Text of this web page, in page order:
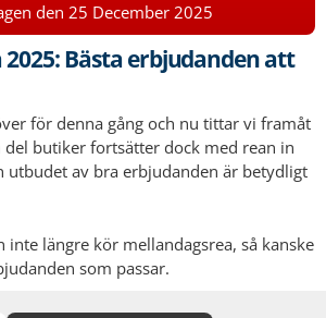
den 25 December 2025
Bästa erbjudanden att
för denna gång och nu tittar vi framåt
del butiker fortsätter dock med rean in
utbudet av bra erbjudanden är betydligt
inte längre kör mellandagsrea, så kanske
som passar.